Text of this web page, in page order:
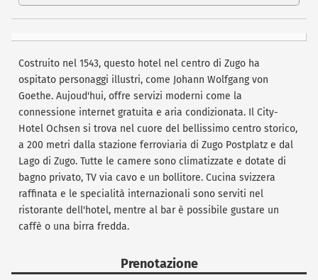
Costruito nel 1543, questo hotel nel centro di Zugo ha
ospitato personaggi illustri, come Johann Wolfgang von
Goethe. Aujoud'hui, offre servizi moderni come la
connessione internet gratuita e aria condizionata. Il City-
Hotel Ochsen si trova nel cuore del bellissimo centro storico,
a 200 metri dalla stazione ferroviaria di Zugo Postplatz e dal
Lago di Zugo. Tutte le camere sono climatizzate e dotate di
bagno privato, TV via cavo e un bollitore. Cucina svizzera
raffinata e le specialità internazionali sono serviti nel
ristorante dell'hotel, mentre al bar è possibile gustare un
caffè o una birra fredda.
Prenotazione